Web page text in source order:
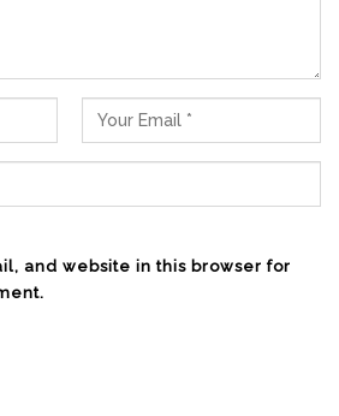
and website in this browser for